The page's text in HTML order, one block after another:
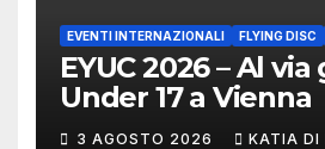
EVENTI INTERNAZIONALI FLYING DISC
EYUC 2026 – Al
Under 17 a Vienna
3 AGOSTO 2026 KATIA DI